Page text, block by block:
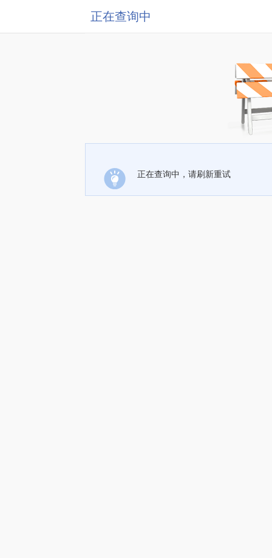
正在查询中
正在查询中，请刷新重试